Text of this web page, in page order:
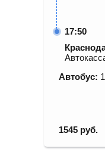
17:50
Автобус:
1545 руб.